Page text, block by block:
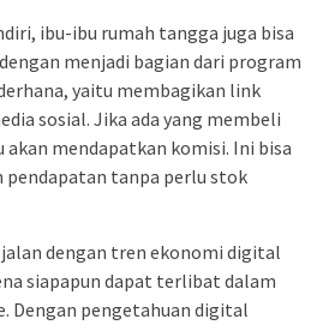
ibu-ibu rumah tangga juga bisa
menjadi bagian dari program
yaitu membagikan link
sosial. Jika ada yang membeli
mendapatkan komisi. Ini bisa
pendapatan tanpa perlu stok
dengan tren ekonomi digital
siapapun dapat terlibat dalam
Dengan pengetahuan digital